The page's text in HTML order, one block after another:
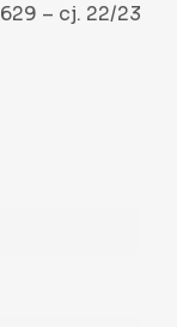
– cj. 22/23